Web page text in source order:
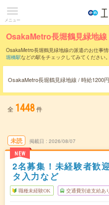
メニュー
OsakaMetro長堀鶴見緑地線
OsakaMetro長堀鶴見緑地線の派遣のお仕事情
堀橋駅などの駅をチェックしてみてください。
などの
OsakaMetro長堀鶴見緑地線 / 時給1200
全 1448件
未読
NEW
掲載日 2026/08/07
2名募集！未経験者歓
タ入力など
職種未経験OK 交通費別途支給あ